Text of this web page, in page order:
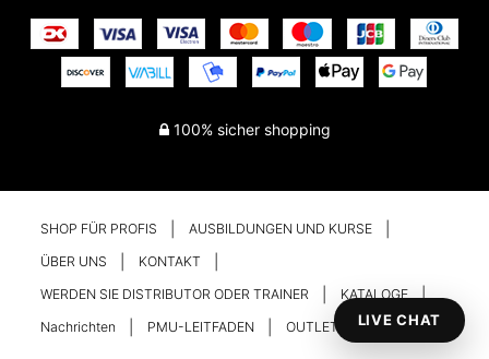
100% sicher shopping
SHOP FÜR PROFIS AUSBILDUNGEN UND KURSE
ÜBER UNS KONTAKT
WERDEN SIE DISTRIBUTOR ODER TRAINER KATALOGE
Nachrichten PMU-LEITFADEN OUTLET Ihr Konto
LIVE CHAT